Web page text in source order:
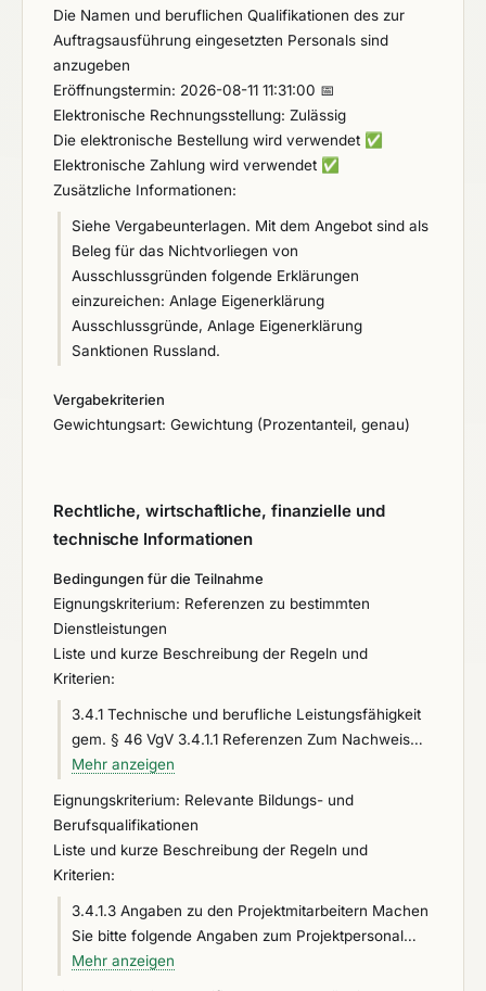
Die Namen und beruflichen Qualifikationen des zur
Auftragsausführung eingesetzten Personals sind
anzugeben
Eröffnungstermin: 2026-08-11 11:31:00 📅
Elektronische Rechnungsstellung: Zulässig
Die elektronische Bestellung wird verwendet ✅
Elektronische Zahlung wird verwendet ✅
Zusätzliche Informationen:
Siehe Vergabeunterlagen. Mit dem Angebot sind als
Beleg für das Nichtvorliegen von
Ausschlussgründen folgende Erklärungen
einzureichen: Anlage Eigenerklärung
Ausschlussgründe, Anlage Eigenerklärung
Sanktionen Russland.
Vergabekriterien
Gewichtungsart: Gewichtung (Prozentanteil, genau)
Rechtliche, wirtschaftliche, finanzielle und
technische Informationen
Bedingungen für die Teilnahme
Eignungskriterium: Referenzen zu bestimmten
Dienstleistungen
Liste und kurze Beschreibung der Regeln und
Kriterien:
3.4.1 Technische und berufliche Leistungsfähigkeit
gem. § 46 VgV 3.4.1.1 Referenzen Zum Nachweis
der technischen und beruflichen Leistungsfähigkeit
geeigneten Referenzen in Bezug zur
gegenständlichen Leistung ein. Stellen Sie Ihre
Leistungsfähigkeit für den Auftragsgegenstand und
Referenzen dar. Zu den Referenzen sind folgende
Angaben zu machen: ● Beschreibung der
ausgeführten Leistungen, ● Wert des Auftrages, ●
Mehr anzeigen
Eignungskriterium: Relevante Bildungs- und
Berufsqualifikationen
Liste und kurze Beschreibung der Regeln und
Kriterien:
3.4.1.3 Angaben zu den Projektmitarbeitern Machen
Sie bitte folgende Angaben zum Projektpersonal
Projektleiter bzw. dessen Stellvertreter sowie deren
Mehr anzeigen